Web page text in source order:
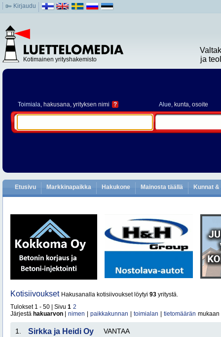
Kirjaudu
Kotimainen yrityshakemisto
ja
Toimiala, hakusana, yrityksen nimi ? Alue, kunta, osoite
Etusivu Markkinapaikka Hakukone Mainosta täällä Kunnat
Kotisiivoukset Hakusanalla kotisiivoukset löytyi 93 yritystä.
Tulokset 1 - 50 | Sivu 1 2
Järjestä hakuarvon nimen paikkakunnan toimialan tietomäärän mukaan
1. Sirkka ja Heidi Oy VANTAA